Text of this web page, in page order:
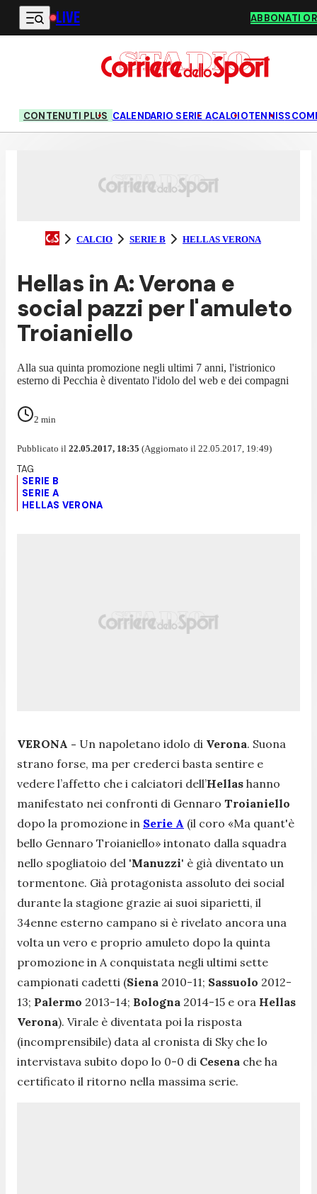
Vai al contenuto principale
LIVE ABBONATI
CONTENUTI PLUS CALENDARIO SERIE ACALCIOTENNIS
CALCIO SERIE B HELLAS VERONA
Hellas in A: Verona e
social pazzi per l'amuleto
Troianiello
Alla sua quinta promozione negli ultimi 7 anni, l'istrionico
esterno di Pecchia è diventato l'idolo del web e dei compagni
2 min
Pubblicato il 22.05.2017, 18:35 (Aggiornato il 22.05.2017, 19:49)
SERIE B
SERIE A
HELLAS VERONA
VERONA - Un napoletano idolo di Verona. Suona
strano forse, ma per crederci basta sentire e
vedere l’affetto che i calciatori dell’Hellas hanno
manifestato nei confronti di Gennaro Troianiello
dopo la promozione in Serie A (il coro «Ma quant'è
bello Gennaro Troianiello» intonato dalla squadra
nello spogliatoio del 'Manuzzi' è già diventato un
tormentone. Già protagonista assoluto dei social
durante la stagione grazie ai suoi siparietti, il
34enne esterno campano si è rivelato ancora una
volta un vero e proprio amuleto dopo la quinta
promozione in A conquistata negli ultimi sette
campionati cadetti (Siena 2010-11; Sassuolo 2012-
13; Palermo 2013-14; Bologna 2014-15 e ora Hellas
Verona). Virale è diventata poi la risposta
(incomprensibile) data al cronista di Sky che lo
intervistava subito dopo lo 0-0 di Cesena che ha
certificato il ritorno nella massima serie.